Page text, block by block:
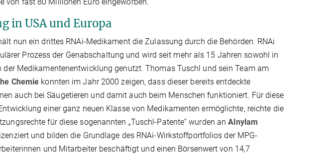
in USA und Europa
nun ein drittes RNAi-Medikament die Zulassung durch die Behörden. RNAi
Prozess der Genabschaltung und wird seit mehr als 15 Jahren sowohl in
Medikamentenentwicklung genutzt. Thomas Tuschl und sein Team am
Chemie konnten im Jahr 2000 zeigen, dass dieser bereits entdeckte
auch bei Säugetieren und damit auch beim Menschen funktioniert. Für diese
einer ganz neuen Klasse von Medikamenten ermöglichte, reichte die
für diese sogenannten „Tuschl-Patente“ wurden anAlnylam
und bilden die Grundlage des RNAi-Wirkstoffportfolios der MPG-
und Mitarbeiter beschäftigt und einen Börsenwert von 14,7